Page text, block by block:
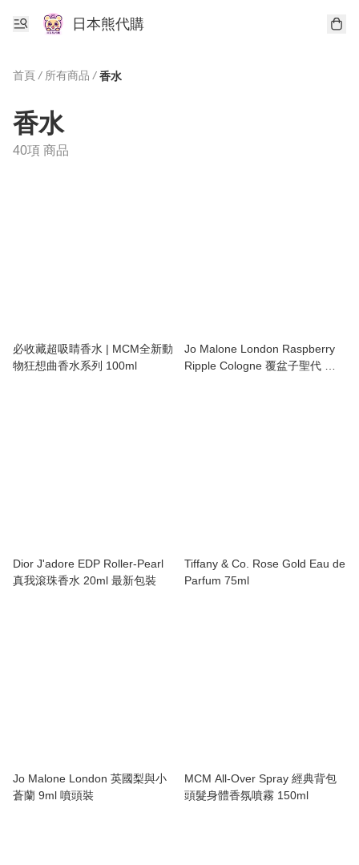
日本熊代購
首頁 / 所有商品 / 香水
香水
40項 商品
必收藏超吸睛香水 | MCM全新動
物狂想曲香水系列 100ml
Jo Malone London Raspberry
Ripple Cologne 覆盆子聖代 限
Dior J'adore EDP Roller-Pearl
真我滾珠香水 20ml 最新包裝
Tiffany & Co. Rose Gold Eau de
Parfum 75ml
Jo Malone London 英國梨與小
蒼蘭 9ml 噴頭裝
MCM All-Over Spray 經典背包
頭髮身體香氛噴霧 150ml